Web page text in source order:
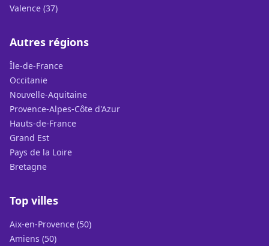
Valence (37)
Autres régions
Île-de-France
Occitanie
Nouvelle-Aquitaine
Provence-Alpes-Côte d'Azur
Hauts-de-France
Grand Est
Pays de la Loire
Bretagne
Top villes
Aix-en-Provence (50)
Amiens (50)